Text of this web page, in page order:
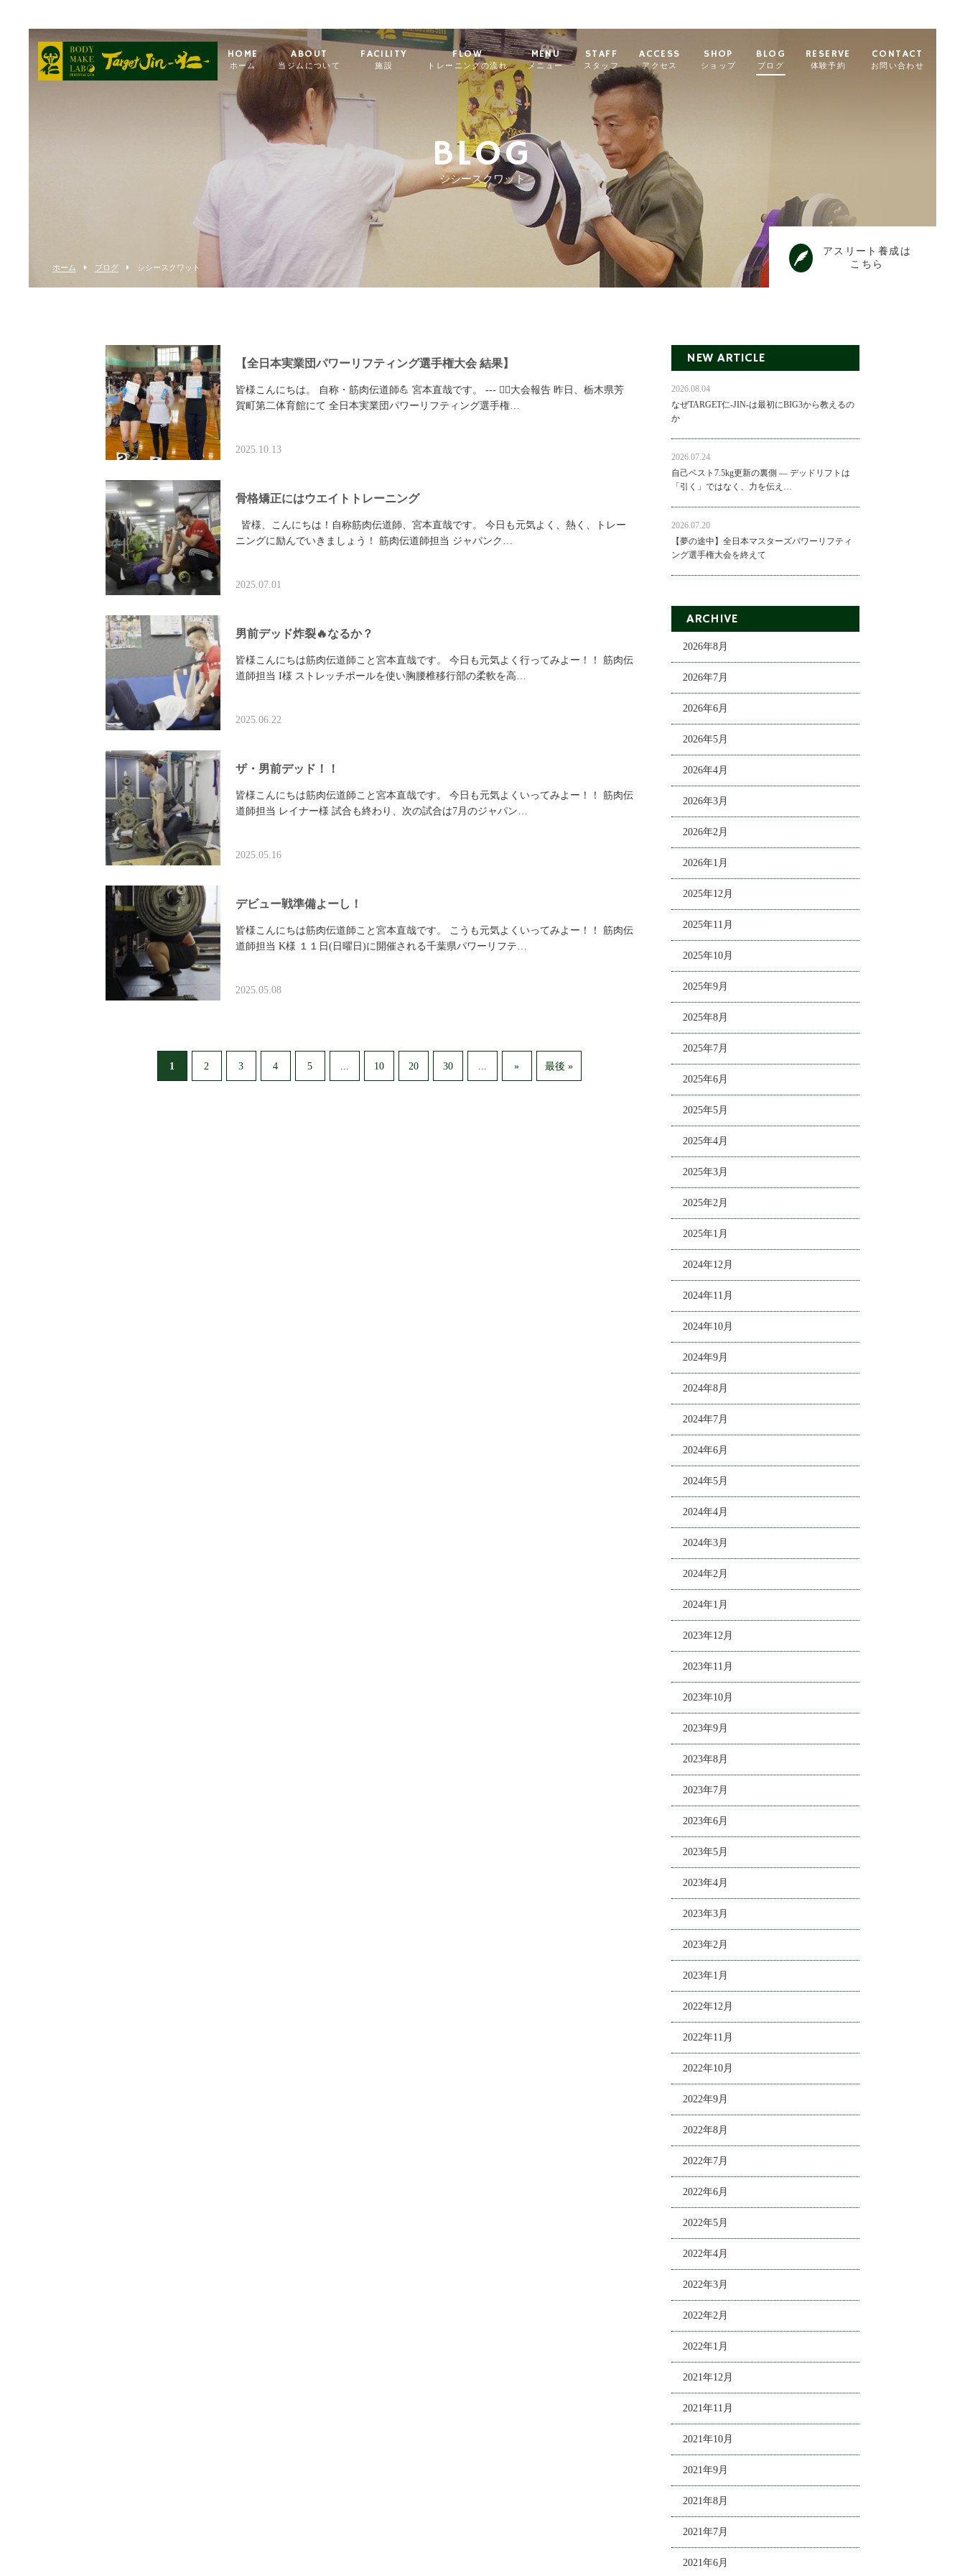
HOME
ホーム
ABOUT
当ジムについて
FACILITY
施設
FLOW
トレーニングの流れ
MENU
メニュー
STAFF
スタッフ
ACCESS
アクセス
SHOP
ショップ
BLOG
ブログ
RESERVE
体験予約
CONTACT
お問い合わせ
BLOG
シシースクワット
ホーム ブログ シシースクワット
アスリート養成は
こちら
【全日本実業団パワーリフティング選手権大会 結果】
皆様こんにちは。 自称・筋肉伝道師💪 宮本直哉です。 --- 🏋️‍♀️大会報告 昨日、栃木県芳
賀町第二体育館にて 全日本実業団パワーリフティング選手権…
2025.10.13
骨格矯正にはウエイトトレーニング
皆様、こんにちは！自称筋肉伝道師、宮本直哉です。 今日も元気よく、熱く、トレー
ニングに励んでいきましょう！ 筋肉伝道師担当 ジャパンク…
2025.07.01
男前デッド炸裂🔥なるか？
皆様こんにちは筋肉伝道師こと宮本直哉です。 今日も元気よく行ってみよー！！ 筋肉伝
道師担当 I様 ストレッチポールを使い胸腰椎移行部の柔軟を高…
2025.06.22
ザ・男前デッド！！
皆様こんにちは筋肉伝道師こと宮本直哉です。 今日も元気よくいってみよー！！ 筋肉伝
道師担当 レイナー様 試合も終わり、次の試合は7月のジャパン…
2025.05.16
デビュー戦準備よーし！
皆様こんにちは筋肉伝道師こと宮本直哉です。 こうも元気よくいってみよー！！ 筋肉伝
道師担当 K様 １１日(日曜日)に開催される千葉県パワーリフテ…
2025.05.08
1 2 3 4 5 ... 10 20 30 ... » 最後 »
NEW ARTICLE
2026.08.04
なぜTARGET仁-JIN-は最初にBIG3から教えるの
か
2026.07.24
自己ベスト7.5kg更新の裏側 ― デッドリフトは
「引く」ではなく、力を伝え…
2026.07.20
【夢の途中】全日本マスターズパワーリフティ
ング選手権大会を終えて
ARCHIVE
2026年8月
2026年7月
2026年6月
2026年5月
2026年4月
2026年3月
2026年2月
2026年1月
2025年12月
2025年11月
2025年10月
2025年9月
2025年8月
2025年7月
2025年6月
2025年5月
2025年4月
2025年3月
2025年2月
2025年1月
2024年12月
2024年11月
2024年10月
2024年9月
2024年8月
2024年7月
2024年6月
2024年5月
2024年4月
2024年3月
2024年2月
2024年1月
2023年12月
2023年11月
2023年10月
2023年9月
2023年8月
2023年7月
2023年6月
2023年5月
2023年4月
2023年3月
2023年2月
2023年1月
2022年12月
2022年11月
2022年10月
2022年9月
2022年8月
2022年7月
2022年6月
2022年5月
2022年4月
2022年3月
2022年2月
2022年1月
2021年12月
2021年11月
2021年10月
2021年9月
2021年8月
2021年7月
2021年6月